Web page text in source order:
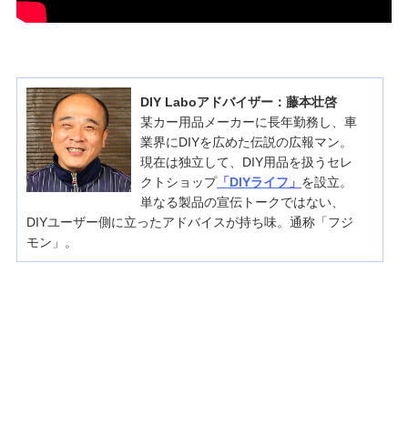
DIY Laboアドバイザー：藤本壮啓
某カー用品メーカーに長年勤務し、車
業界にDIYを広めた伝説の広報マン。
現在は独立して、DIY用品を扱うセレ
クトショップ「DIYライフ」 を設立。
単なる製品の宣伝トークではない、
DIYユーザー側に立ったアドバイスが持ち味。通称「フジ
モン」。